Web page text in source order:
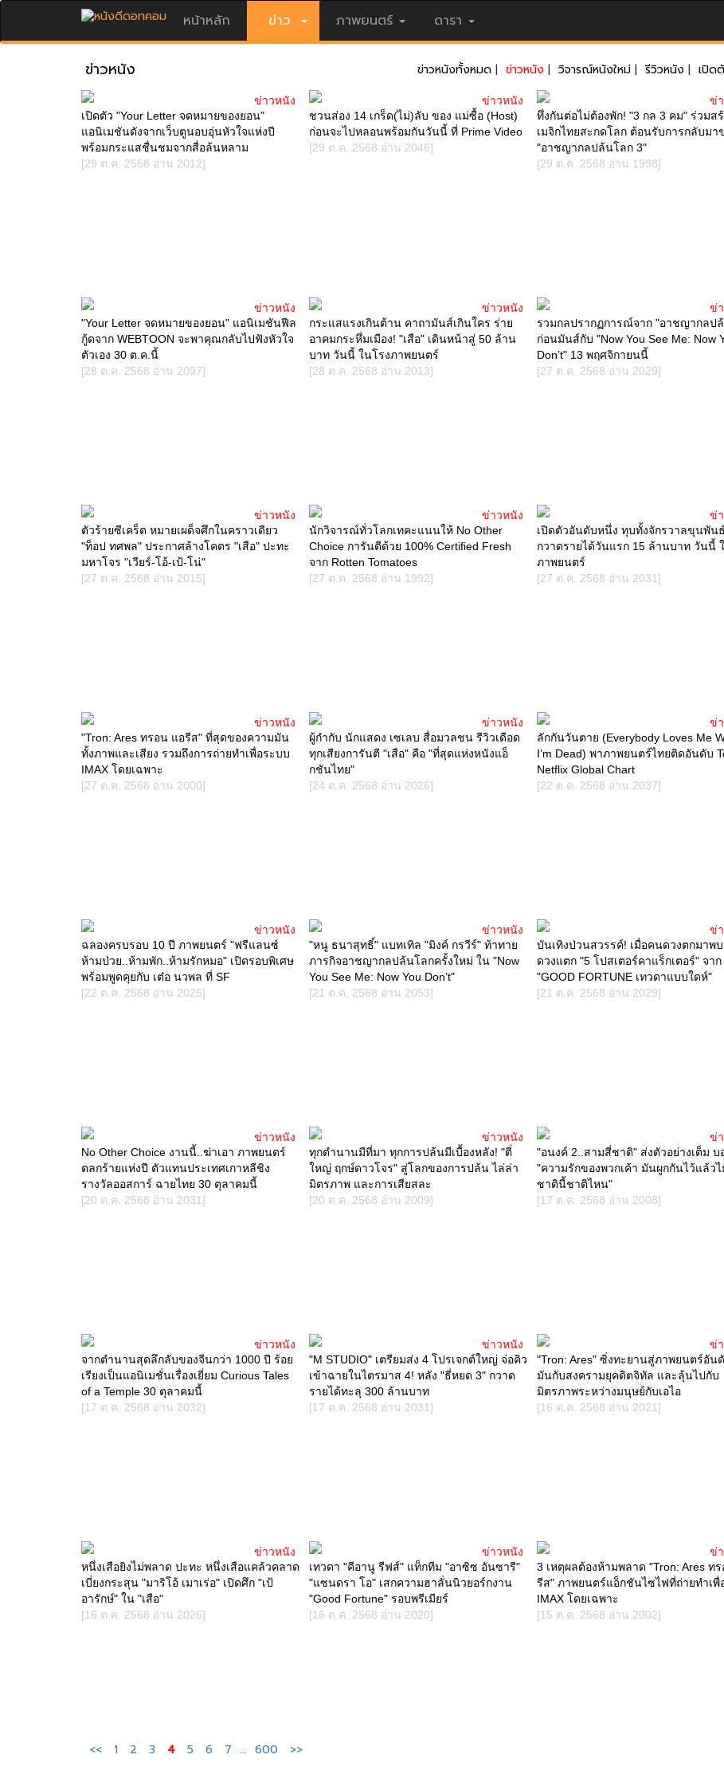
หน้าหลัก ข่าว ภาพยนตร์ ดารา
ข่าวหนัง ข่าวหนังทั้งหมด |ข่าวหนัง |วิจารณ์หนังใหม่ |รีวิวหนัง |เปิด
เปิดตัว "Your Letter จดหมายของยอน"
แอนิเมชันดังจากเว็บตูนอบอุ่นหัวใจแห่งปี
พร้อมกระแสชื่นชมจากสื่อล้นหลาม
[29 ต.ค. 2568 อ่าน 2012]
ข่าวหนัง
ชวนส่อง 14 เกร็ด(ไม่)ลับ ของ แม่ซื้อ (Host)
ก่อนจะไปหลอนพร้อมกันวันนี้ ที่ Prime Video
[29 ต.ค. 2568 อ่าน 2046]
ข่าวหนัง
ทึ่งกันต่อไม่ต้องพัก! "3 กล 3 คม" ร่วมส
เมจิกไทยสะกดโลก ต้อนรับการกลับมา
"อาชญากลปล้นโลก 3"
[29 ต.ค. 2568 อ่าน 1998]
ข่
"Your Letter จดหมายของยอน" แอนิเมชันฟีล
กู้ดจาก WEBTOON จะพาคุณกลับไปฟังหัวใจ
ตัวเอง 30 ต.ค.นี้
[28 ต.ค. 2568 อ่าน 2097]
ข่าวหนัง
กระแสแรงเกินต้าน คาถามันส์เกินใคร ร่าย
อาคมกระหึ่มเมือง! "เสือ" เดินหน้าสู่ 50 ล้าน
บาท วันนี้ ในโรงภาพยนตร์
[28 ต.ค. 2568 อ่าน 2013]
ข่าวหนัง
รวมกลปรากฏการณ์จาก "อาชญากลป
ก่อนมันส์กับ "Now You See Me: Now
Don’t" 13 พฤศจิกายนนี้
[27 ต.ค. 2568 อ่าน 2029]
ข่
ตัวร้ายซีเคร็ต หมายเผด็จศึกในคราวเดียว
"ท็อป ทศพล" ประกาศล้างโคตร "เสือ" ปะทะ
มหาโจร "เวียร์-โอ้-เป้-โน่"
[27 ต.ค. 2568 อ่าน 2015]
ข่าวหนัง
นักวิจารณ์ทั่วโลกเทคะแนนให้ No Other
Choice การันตีด้วย 100% Certified Fresh
จาก Rotten Tomatoes
[27 ต.ค. 2568 อ่าน 1992]
ข่าวหนัง
เปิดตัวอันดับหนึ่ง ทุบทั้งจักรวาลขุนพัน
กวาดรายได้วันแรก 15 ล้านบาท วันนี้
ภาพยนตร์
[27 ต.ค. 2568 อ่าน 2031]
ข่
"Tron: Ares ทรอน แอรีส" ที่สุดของความมัน
ทั้งภาพและเสียง รวมถึงการถ่ายทำเพื่อระบบ
IMAX โดยเฉพาะ
[27 ต.ค. 2568 อ่าน 2000]
ข่าวหนัง
ผู้กำกับ นักแสดง เซเลบ สื่อมวลชน รีวิวเดือด
ทุกเสียงการันตี "เสือ" คือ "ที่สุดแห่งหนังแอ็
กชันไทย"
[24 ต.ค. 2568 อ่าน 2026]
ข่าวหนัง
ลักกันวันตาย (Everybody Loves Me
I’m Dead) พาภาพยนตร์ไทยติดอันดับ
Netflix Global Chart
[22 ต.ค. 2568 อ่าน 2037]
ข่
ฉลองครบรอบ 10 ปี ภาพยนตร์ "ฟรีแลนซ์
ห้ามป่วย..ห้ามพัก..ห้ามรักหมอ" เปิดรอบพิเศษ
พร้อมพูดคุยกับ เต๋อ นวพล ที่ SF
[22 ต.ค. 2568 อ่าน 2025]
ข่าวหนัง
"หนู ธนาสุทธิ์" แบทเทิล "มิงค์ กรวีร์" ท้าทาย
ภารกิจอาชญากลปล้นโลกครั้งใหม่ ใน "Now
You See Me: Now You Don’t"
[21 ต.ค. 2568 อ่าน 2053]
ข่าวหนัง
บันเทิงป่วนสวรรค์! เมื่อคนดวงตกมาพบ
ดวงแตก "5 โปสเตอร์คาแร็กเตอร์" จาก
"GOOD FORTUNE เทวดาแบบใดห์"
[21 ต.ค. 2568 อ่าน 2029]
ข่
No Other Choice งานนี้..ฆ่าเอา ภาพยนตร์
ตลกร้ายแห่งปี ตัวแทนประเทศเกาหลีชิง
รางวัลออสการ์ ฉายไทย 30 ตุลาคมนี้
[20 ต.ค. 2568 อ่าน 2031]
ข่าวหนัง
ทุกตำนานมีที่มา ทุกการปล้นมีเบื้องหลัง! "ตี๋
ใหญ่ ฤกษ์ดาวโจร" สู่โลกของการปล้น ไล่ล่า
มิตรภาพ และการเสียสละ
[20 ต.ค. 2568 อ่าน 2009]
ข่าวหนัง
"อนงค์ 2..สามสี่ชาติ" ส่งตัวอย่างเต็ม บ
"ความรักของพวกเค้า มันผูกกันไว้แล้วไ
ชาตินี้ชาติไหน"
[17 ต.ค. 2568 อ่าน 2008]
ข่
จากตำนานสุดลึกลับของจีนกว่า 1000 ปี ร้อย
เรียงเป็นแอนิเมชั่นเรื่องเยี่ยม Curious Tales
of a Temple 30 ตุลาคมนี้
[17 ต.ค. 2568 อ่าน 2032]
ข่าวหนัง
"M STUDIO" เตรียมส่ง 4 โปรเจกต์ใหญ่ จ่อคิว
เข้าฉายในไตรมาส 4! หลัง "ธี่หยด 3" กวาด
รายได้ทะลุ 300 ล้านบาท
[17 ต.ค. 2568 อ่าน 2031]
ข่าวหนัง
"Tron: Ares" ซิ่งทะยานสู่ภาพยนตร์อัน
มันกับสงครามยุคดิตจิทัล และลุ้นไปกับ
มิตรภาพระหว่างมนุษย์กับเอไอ
[16 ต.ค. 2568 อ่าน 2021]
ข่
หนึ่งเสือยิงไม่พลาด ปะทะ หนึ่งเสือแคล้วคลาด
เบี่ยงกระสุน "มาริโอ้ เมาเร่อ" เปิดศึก "เป้
อารักษ์" ใน "เสือ"
[16 ต.ค. 2568 อ่าน 2026]
ข่าวหนัง
เทวดา "คีอานู รีฟส์" แท็กทีม "อาซิซ อันซารี"
"แซนดรา โอ" เสกความฮาลั่นนิวยอร์กงาน
"Good Fortune" รอบพรีเมียร์
[16 ต.ค. 2568 อ่าน 2020]
ข่าวหนัง
3 เหตุผลต้องห้ามพลาด "Tron: Ares ท
รีส" ภาพยนตร์แอ็กชันไซไฟที่ถ่ายทำเพื่
IMAX โดยเฉพาะ
[15 ต.ค. 2568 อ่าน 2002]
ข่
<< 1 2 3 4 5 6 7 ... 600 >>